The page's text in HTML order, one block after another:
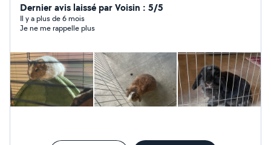
Dernier avis laissé par Voisin : 5/5
Il y a plus de 6 mois
Je ne me rappelle plus